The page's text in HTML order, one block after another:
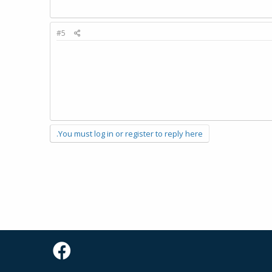
#5
You must log in or register to reply here.